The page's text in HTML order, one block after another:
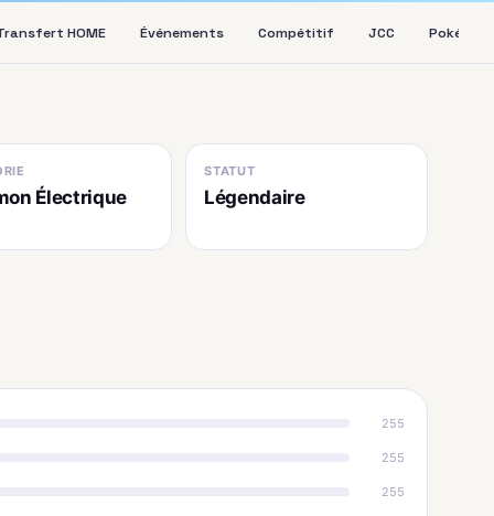
HOME Événements Compétitif JCC Pokédex
Électrique
STATUT
Légendaire
255
255
255